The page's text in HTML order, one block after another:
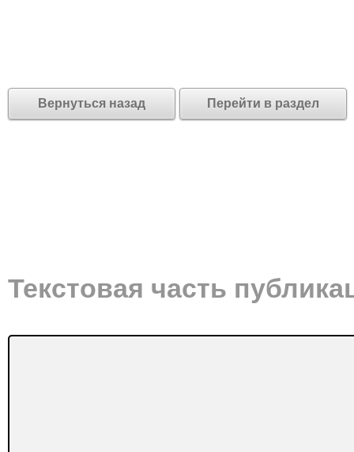
Вернуться назад Перейти в раздел
Текстовая часть